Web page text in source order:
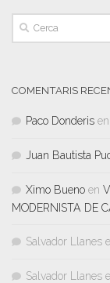
COMENTARIS
Paco Donderis en
Juan Bautista
Ximo Bueno en
MODERNISTA DE
Salvador Llanes
Salvador Llanes